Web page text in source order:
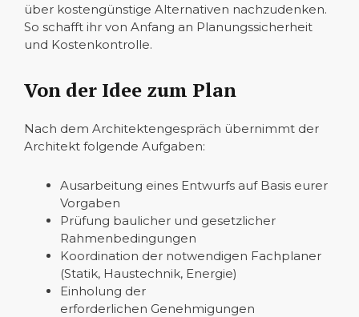
über kostengünstige Alternativen nachzudenken.
So schafft ihr von Anfang an Planungssicherheit
und Kostenkontrolle.
Von der Idee zum Plan
Nach dem Architektengespräch übernimmt der
Architekt folgende Aufgaben:
Ausarbeitung eines Entwurfs auf Basis eurer
Vorgaben
Prüfung baulicher und gesetzlicher
Rahmenbedingungen
Koordination der notwendigen Fachplaner
(Statik, Haustechnik, Energie)
Einholung der
erforderlichen Genehmigungen